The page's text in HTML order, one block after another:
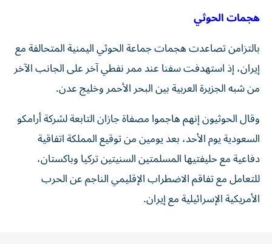
هجمات الحوثي
بالتزامن تصاعدت هجمات جماعة الحوثي اليمنية المتحالفة مع
إيران، إذ استهدفت سفنا عند ممر نفطي آخر ‌على الجانب الآخر
من شبه الجزيرة العربية بين البحر الأحمر وخليج عدن.
وقال الحوثيون إنهم هاجموا مصفاة جازان التابعة لشركة أرامكو
السعودية يوم الأحد، بعد يومين من توقيع المملكة اتفاقية
دفاعية مع حليفتيها المسلمتين السنيتين ​تركيا وباكستان،
للتعامل مع تفاقم الاضطراب الإقليمي الناجم عن الحرب
الأمريكية الإسرائيلية مع إيران.